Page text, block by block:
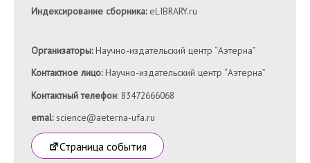
Индексирование сборника:eLIBRARY.ru
Организаторы:Научно-издательский центр “Аэтерна”
Контактное лицо:Научно-издательский центр “Аэтерна”
Контактный телефон: 83472666068
emal:science@aeterna-ufa.ru
Страница события